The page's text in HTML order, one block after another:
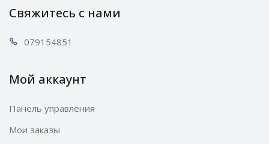
Свяжитесь с нами
0791 54851
Мой аккаунт
Панель управления
Мои заказы